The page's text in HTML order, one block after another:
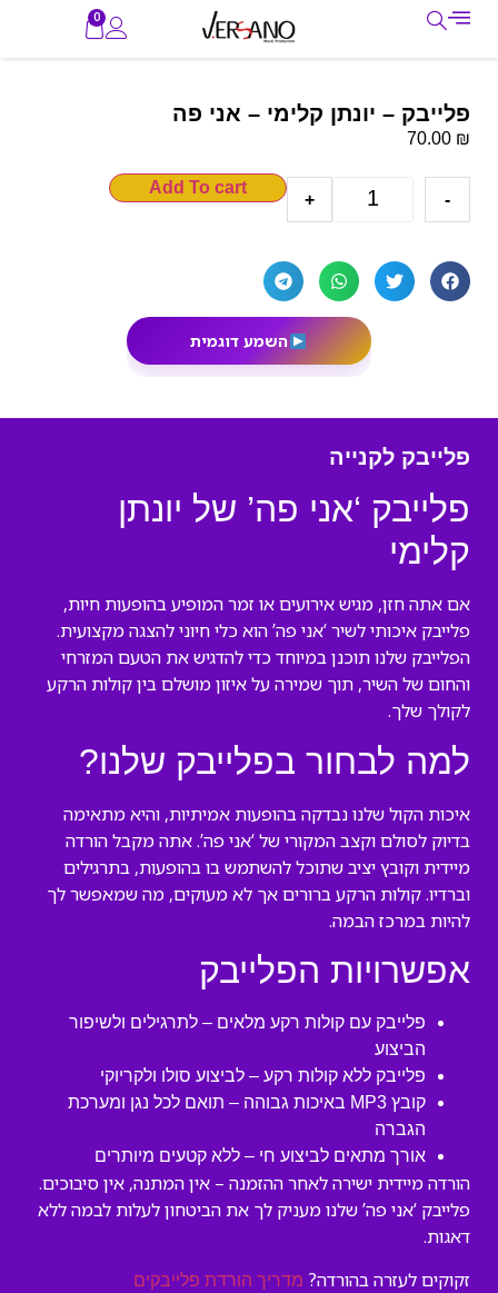
0
פלייבק – יונתן קלימי – אני פה
70.00 ₪
-
+
Add To cart
השמע דוגמית
פלייבק לקנייה
פלייבק ‘אני פה’ של יונתן
קלימי
אם אתה חזן, מגיש אירועים או זמר המופיע בהופעות חיות,
פלייבק איכותי לשיר ‘אני פה’ הוא כלי חיוני להצגה מקצועית.
הפלייבק שלנו תוכנן במיוחד כדי להדגיש את הטעם המזרחי
והחום של השיר, תוך שמירה על איזון מושלם בין קולות הרקע
לקולך שלך.
למה לבחור בפלייבק שלנו?
איכות הקול שלנו נבדקה בהופעות אמיתיות, והיא מתאימה
בדיוק לסולם וקצב המקורי של ‘אני פה’. אתה מקבל הורדה
מיידית וקובץ יציב שתוכל להשתמש בו בהופעות, בתרגילים
וברדיו. קולות הרקע ברורים אך לא מעוקים, מה שמאפשר לך
להיות במרכז הבמה.
אפשרויות הפלייבק
פלייבק עם קולות רקע מלאים – לתרגילים ולשיפור
הביצוע
פלייבק ללא קולות רקע – לביצוע סולו ולקריוקי
קובץ MP3 באיכות גבוהה – תואם לכל נגן ומערכת
הגברה
אורך מתאים לביצוע חי – ללא קטעים מיותרים
הורדה מיידית ישירה לאחר ההזמנה – אין המתנה, אין סיבוכים.
פלייבק ‘אני פה’ שלנו מעניק לך את הביטחון לעלות לבמה ללא
דאגות.
זקוקים לעזרה בהורדה? מדריך הורדת פלייבקים